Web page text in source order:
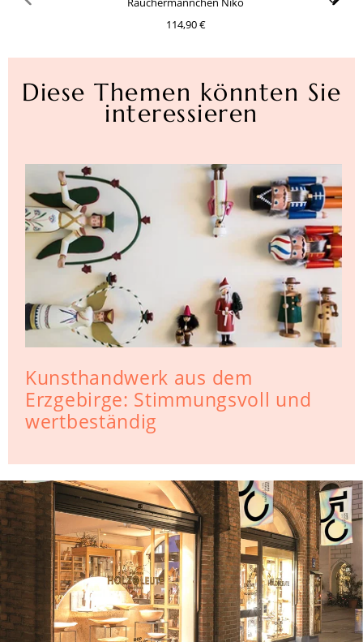
114,90 €
Diese Themen könnten Sie
interessieren
Kunsthandwerk aus dem
Erzgebirge: Stimmungsvoll und
wertbeständig